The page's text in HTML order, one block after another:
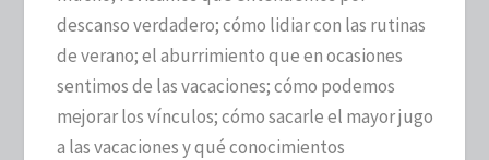
descanso verdadero; cómo lidiar con las rutinas
de verano; el aburrimiento que en ocasiones
sentimos de las vacaciones; cómo podemos
mejorar los vínculos; cómo sacarle el mayor jugo
a las vacaciones y qué conocimientos